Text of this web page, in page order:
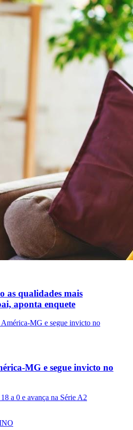
as qualidades mais
aponta enquete
MG e segue invicto no